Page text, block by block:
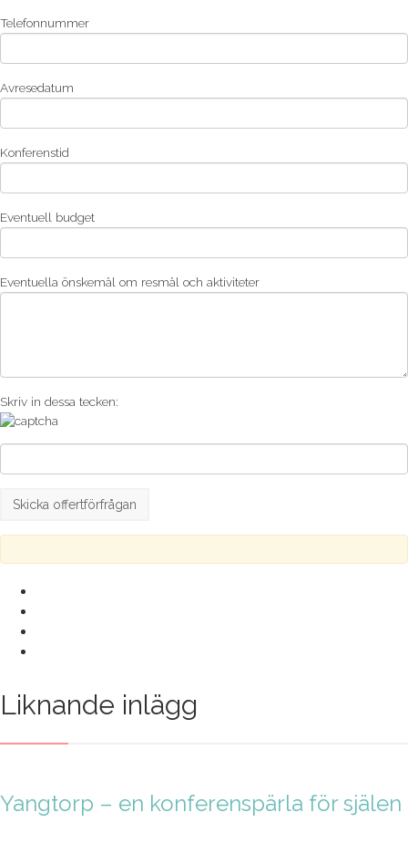
Telefonnummer
Avresedatum
Konferenstid
Eventuell budget
Eventuella önskemål om resmål och aktiviteter
Skriv in dessa tecken:
Liknande inlägg
Yangtorp – en konferenspärla för själen